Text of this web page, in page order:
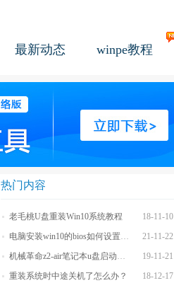
最新动态 winpe教程
热门内容
18-11-10
老毛桃U盘重装Win10系统教程
21-11-22
电脑安装win10的bios如何设置u盘图文教程
19-11-21
机械革命z2-air笔记本u盘启动BIOS设置教程
18-12-17
重装系统时中途关机了怎么办？